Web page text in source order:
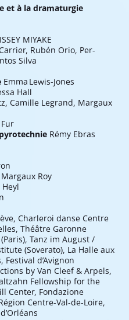
et à la dramaturgie
MIYAKE
Rubén Orio, Per-
Silva
Emma Lewis-Jones
Hall
Camille Legrand, Margaux
Rémy Ebras
Margaux Roy
Charleroi danse Centre
Théâtre Garonne
Tanz im August /
(Soverato), La Halle aux
d’Avignon
by Van Cleef & Arpels,
Fellowship for the
Center, Fondazione
Centre-Val-de-Loire,